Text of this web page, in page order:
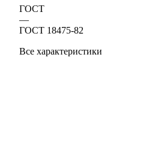
ГОСТ
—
ГОСТ 18475-82
Все характеристики